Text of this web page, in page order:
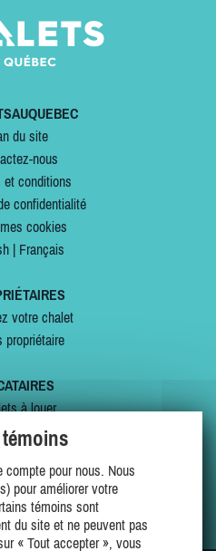
du site
nous
et conditions
confidentialité
cookies
| Français
votre chalet
propriétaire
à louer
à vendre
spéciales
favoris
compte pour nous. Nous
pour améliorer votre
témoins sont
du site et ne peuvent pas
« Tout accepter », vous